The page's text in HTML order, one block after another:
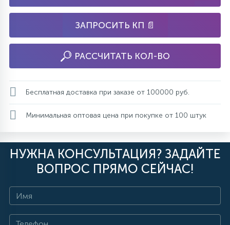
ЗАПРОСИТЬ КП 📄
РАССЧИТАТЬ КОЛ-ВО
Бесплатная доставка при заказе от 100000 руб.
Минимальная оптовая цена при покупке от 100 штук
НУЖНА КОНСУЛЬТАЦИЯ? ЗАДАЙТЕ
ВОПРОС ПРЯМО СЕЙЧАС!